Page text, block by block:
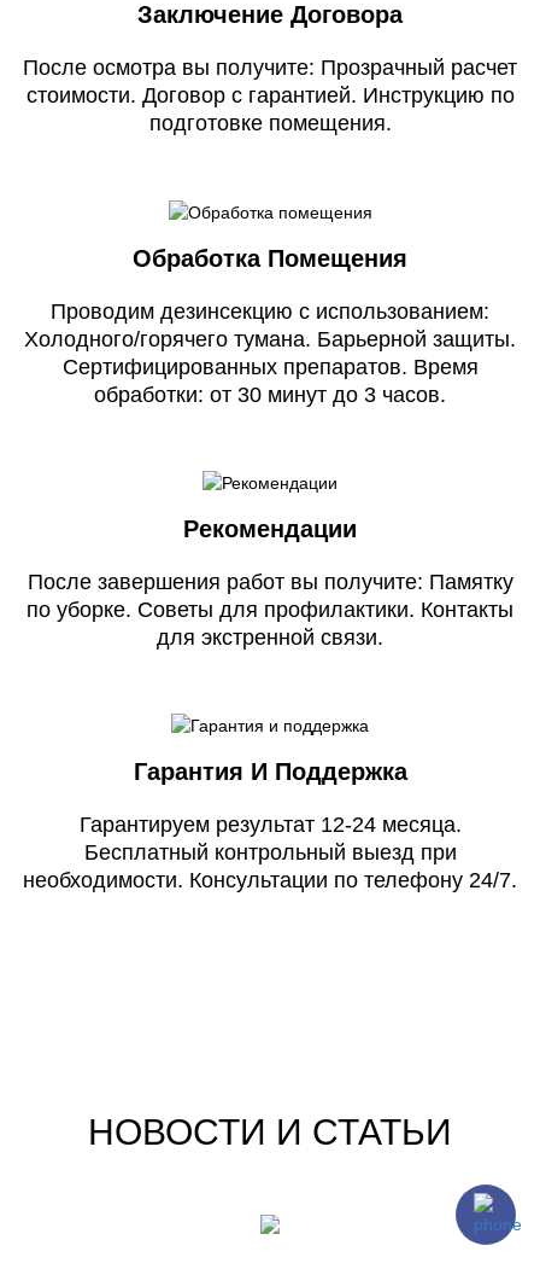
Заключение Договора
После осмотра вы получите: Прозрачный расчет
стоимости. Договор с гарантией. Инструкцию по
подготовке помещения.
Обработка Помещения
Проводим дезинсекцию с использованием:
Холодного/горячего тумана. Барьерной защиты.
Сертифицированных препаратов. Время
обработки: от 30 минут до 3 часов.
Рекомендации
После завершения работ вы получите: Памятку
по уборке. Советы для профилактики. Контакты
для экстренной связи.
Гарантия И Поддержка
Гарантируем результат 12-24 месяца.
Бесплатный контрольный выезд при
необходимости. Консультации по телефону 24/7.
НОВОСТИ И СТАТЬИ